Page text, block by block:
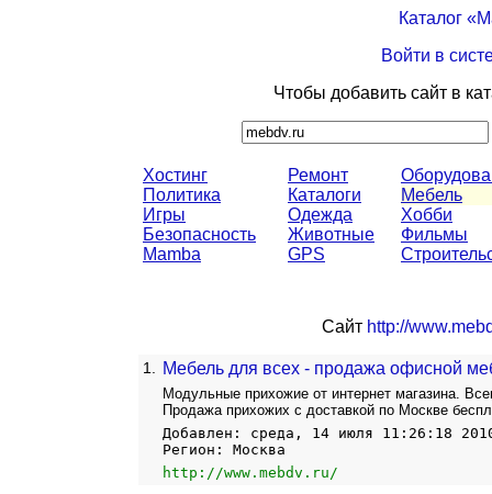
Каталог
Войти в
Чтобы добавить сайт в
Хостинг
Политика
Игры
Безопасность
Mamba
Ремонт
Каталоги
Одежда
Животные
GPS
Мебель
Хобби
Фильмы
Сайт http://
1. Мебель для всех - продажа офисной
Модульные прихожие от интернет магазина.
Продажа прихожих с доставкой по Москве
Добавлен: среда, 14 июля 11:26:18
Регион: Москва
http://www.mebdv.ru/